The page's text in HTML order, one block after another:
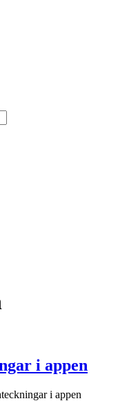
i appen
i appen